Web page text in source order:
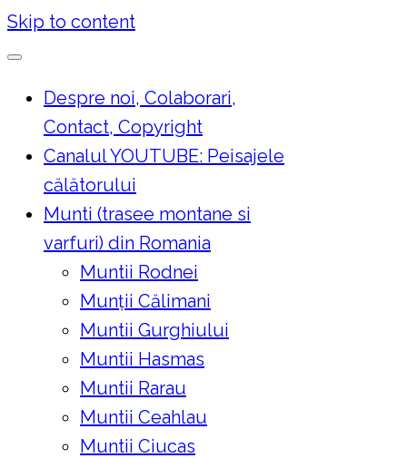
Skip to content
Despre noi, Colaborari,
Contact, Copyright
Canalul YOUTUBE: Peisajele
călătorului
Munti (trasee montane si
varfuri) din Romania
Muntii Rodnei
Munţii Călimani
Muntii Gurghiului
Muntii Hasmas
Muntii Rarau
Muntii Ceahlau
Muntii Ciucas